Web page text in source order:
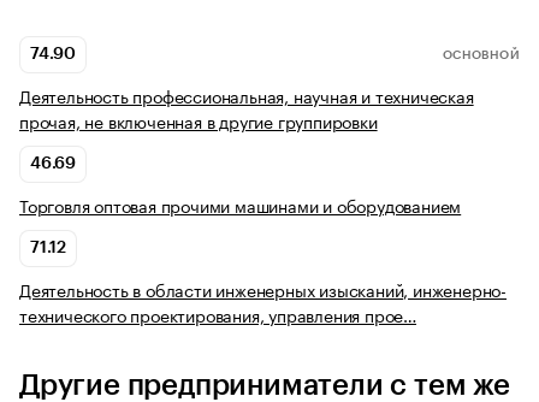
74.90 ОСНОВНОЙ
Деятельность профессиональная, научная и техническая
прочая, не включенная в другие группировки
46.69
Торговля оптовая прочими машинами и оборудованием
71.12
Деятельность в области инженерных изысканий, инженерно-
технического проектирования, управления прое…
Другие предприниматели с тем же